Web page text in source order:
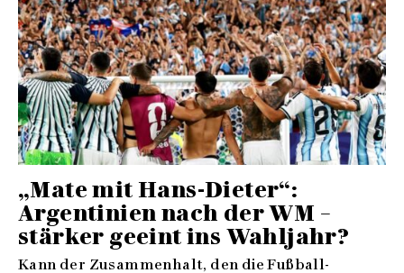
„Mate mit Hans-Dieter“:
Argentinien nach der WM –
stärker geeint ins Wahljahr?
Kann der Zusammenhalt, den die Fußball-